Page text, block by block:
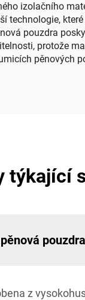
izolačního
technologie,
pouzdra
protože
pěnových
týkající
z